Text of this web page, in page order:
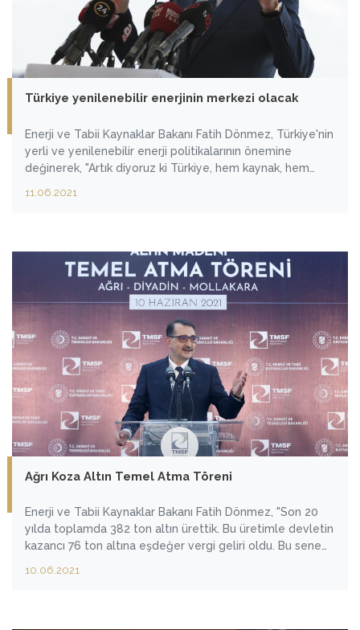
Türkiye yenilenebilir enerjinin merkezi olacak
Enerji ve Tabii Kaynaklar Bakanı Fatih Dönmez, Türkiye'nin
yerli ve yenilenebilir enerji politikalarının önemine
değinerek, "Artık diyoruz ki Türkiye, hem kaynak, hem
11.06.2021
Ağrı Koza Altın Temel Atma Töreni
Enerji ve Tabii Kaynaklar Bakanı Fatih Dönmez, "Son 20
yılda toplamda 382 ton altın ürettik. Bu üretimle devletin
kazancı 76 ton altına eşdeğer vergi geliri oldu. Bu sene
10.06.2021